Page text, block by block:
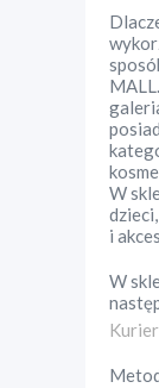
W
i
W